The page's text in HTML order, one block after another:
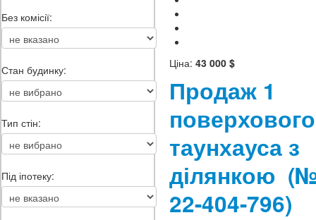
Без комісії:
Стан будинку:
Тип стін:
Під іпотеку:
Ціна: 43 000 $
Продаж 1
поверхового
таунхауса з
ділянкою
22-404-796)